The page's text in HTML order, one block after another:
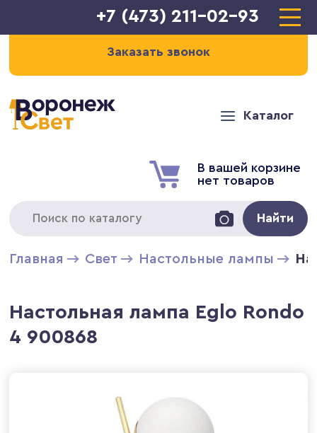
+7 (473) 211-02-93
Заказать звонок
Каталог
В вашей корзине
нет товаров
Найти
Главная Свет Настольные лампы
Настольная лампа Eglo Rondo
4 900868